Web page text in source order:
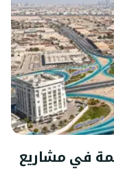
في مشاريع